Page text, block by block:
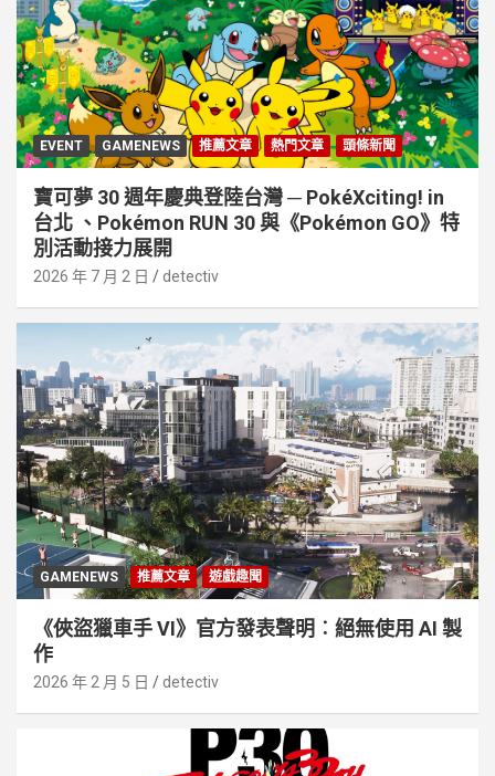
EVENT GAMENEWS 推薦文章 熱門文章 頭條新聞
寶可夢 30 週年慶典登陸台灣 ─ PokéXciting! in
台北 、Pokémon RUN 30 與《Pokémon GO》特
別活動接⼒展開
2026 年 7 月 2 日 detectiv
GAMENEWS 推薦文章 遊戲趣聞
《俠盜獵車手 VI》官方發表聲明︰絕無使用 AI 製
作
2026 年 2 月 5 日 detectiv